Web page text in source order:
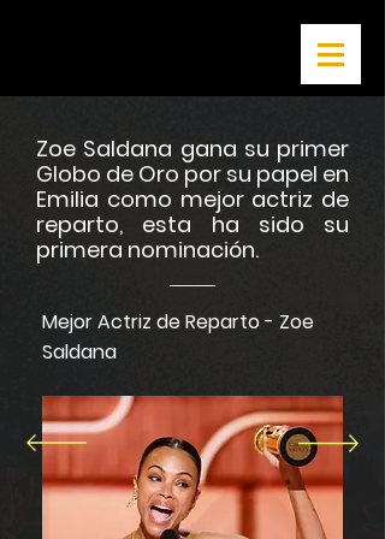
Zoe Saldana gana su primer
Globo de Oro por su papel en
Emilia como mejor actriz de
reparto, esta ha sido su
primera nominación.
Mejor Actriz de Reparto - Zoe
Saldana